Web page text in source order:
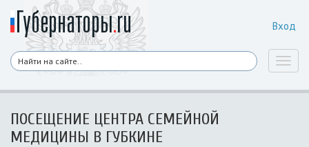
Вход
ПОСЕЩЕНИЕ ЦЕНТРА СЕМЕЙНОЙ
МЕДИЦИНЫ В ГУБКИНЕ